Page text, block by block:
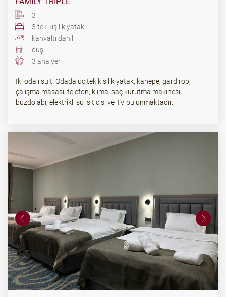
3
3 tek kişilik yatak
kahvaltı dahil
duş
3 ana yer
İki odalı süit. Odada üç tek kişilik yatak, kanepe, gardırop,
çalışma masası, telefon, klima, saç kurutma makinesi,
buzdolabı, elektrikli su ısıtıcısı ve TV bulunmaktadır.